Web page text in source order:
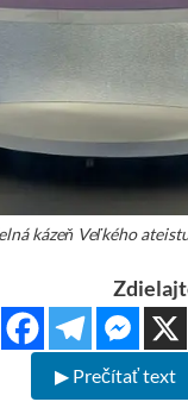
kázeň Veľkého
▶ Prečítať text